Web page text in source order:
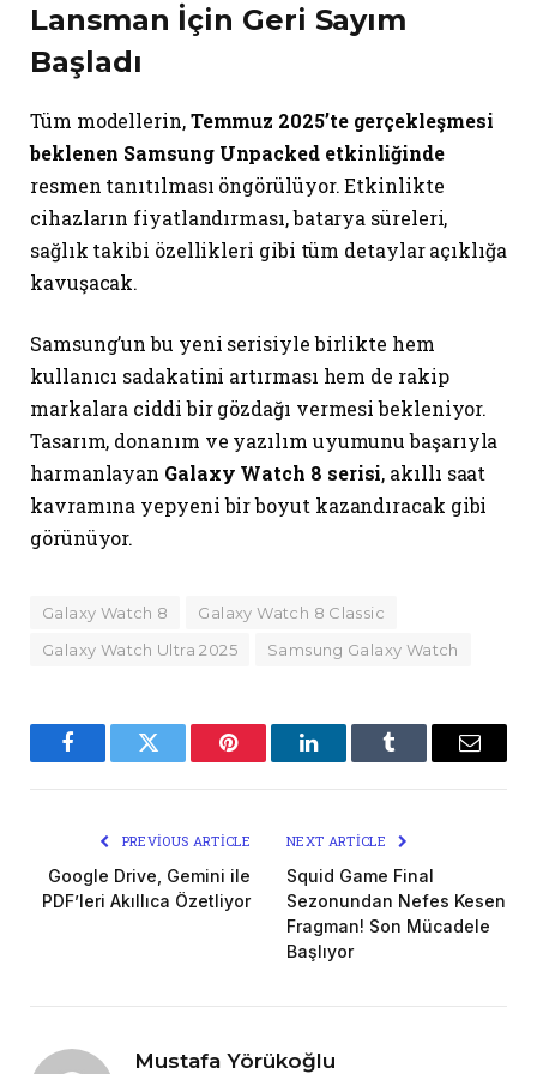
Lansman İçin Geri Sayım
Başladı
Tüm modellerin,Temmuz 2025’te gerçekleşmesi
beklenen Samsung Unpacked etkinliğinde
resmen tanıtılması öngörülüyor. Etkinlikte
cihazların fiyatlandırması, batarya süreleri,
sağlık takibi özellikleri gibi tüm detaylar açıklığa
kavuşacak.
Samsung’un bu yeni serisiyle birlikte hem
kullanıcı sadakatini artırması hem de rakip
markalara ciddi bir gözdağı vermesi bekleniyor.
Tasarım, donanım ve yazılım uyumunu başarıyla
harmanlayan Galaxy Watch 8 serisi, akıllı saat
kavramına yepyeni bir boyut kazandıracak gibi
görünüyor.
Galaxy Watch 8
Galaxy Watch 8 Classic
Galaxy Watch Ultra 2025
Samsung Galaxy Watch
FacebookTwitter Pinterest LinkedInTumblr Email
PREVIOUS ARTICLE
Google Drive, Gemini ile
PDF’leri Akıllıca Özetliyor
NEXT ARTICLE
Squid Game Final
Sezonundan Nefes Kesen
Fragman! Son Mücadele
Başlıyor
Mustafa Yörükoğlu